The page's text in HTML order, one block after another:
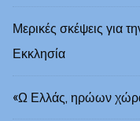
Μερικές σκέψεις για
Εκκλησία
«Ω Ελλάς, ηρώων